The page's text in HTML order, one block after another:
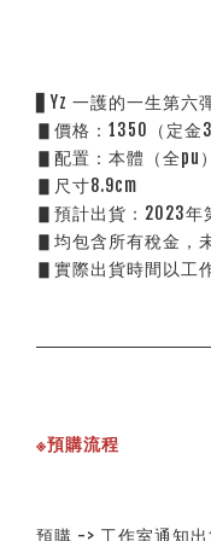
▋Yz 一護的一生第六
▋價格：1350（定金
▋配置：本體（全pu）
▋尺寸8.9cm
▋預計出貨：2023年
▋均包含所有稅金，
▋實際出貨時間以工
※預購流程
預購 -> 工作室通知